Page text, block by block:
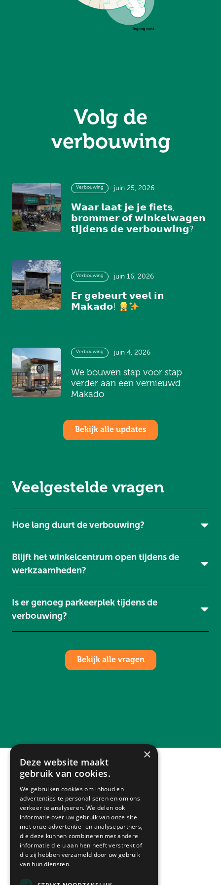
Volg de
verbouwing
Verbouwing juin 25, 2026
𝗪𝗮𝗮𝗿 𝗹𝗮𝗮𝘁 𝗷𝗲 𝗷𝗲 𝗳𝗶𝗲𝘁𝘀,
𝗯𝗿𝗼𝗺𝗺𝗲𝗿 𝗼𝗳 𝘄𝗶𝗻𝗸𝗲𝗹𝘄𝗮𝗴𝗲𝗻
𝘁𝗶𝗷𝗱𝗲𝗻𝘀 𝗱𝗲 𝘃𝗲𝗿𝗯𝗼𝘂𝘄𝗶𝗻𝗴?
Verbouwing juin 16, 2026
𝗘𝗿 𝗴𝗲𝗯𝗲𝘂𝗿𝘁 𝘃𝗲𝗲𝗹 𝗶𝗻
𝗠𝗮𝗸𝗮𝗱𝗼!
Verbouwing juin 4, 2026
We bouwen stap voor stap
verder aan een vernieuwd
Makado
Bekijk alle updates
Veelgestelde vragen
Hoe lang duurt de verbouwing?
Blijft het winkelcentrum open tijdens de
werkzaamheden?
Is er genoeg parkeerplek tijdens de
verbouwing?
Bekijk alle vragen
Alles lekker dichtbij
Shopping centre
Makado Beek
×
Deze website maakt
gebruik van cookies.
We gebruiken cookies om inhoud en
advertenties te personaliseren en om ons
verkeer te analyseren. We delen ook
informatie over uw gebruik van onze site
met onze advertentie- en analysepartners,
die deze kunnen combineren met andere
informatie die u aan hen heeft verstrekt of
die zij hebben verzameld door uw gebruik
van hun diensten.